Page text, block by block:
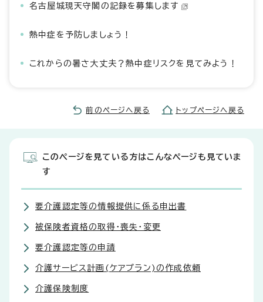
名古屋城現天守閣の記録を募集します
熱中症を予防しましょう！
これからの暑さ大丈夫？熱中症リスクを見てみよう！
前のページへ戻る トップページへ戻る
このページを見ている方はこんなページも見ていま
す
要介護認定等の情報提供に係る申出書
被保険者資格の取得・喪失・変更
要介護認定等の申請
介護サービス計画(ケアプラン)の作成依頼
介護保険制度